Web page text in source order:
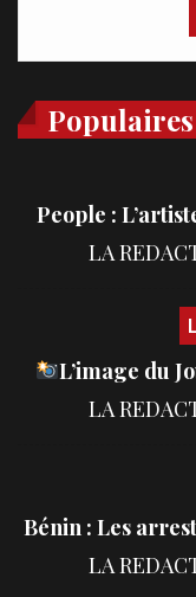
Populaires
People :
L’image du
Bénin : Les